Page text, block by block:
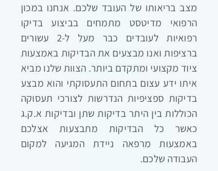
מצב בריאותו של העובד שלכם. אנחנו במכון
הרפואי מדיטסט מתמחים בביצוע בדיקו
רפואיות לעובדים כבר מעל ל-2 עשורים
ברציפות ואנו מבצעים את הבדיקות באמצעות
ציוד מקצועי ומתקדם ביותר. הצוות שלנו מביא
איתו ידע עצום בתחום התעסוקתי והוא מבצע
בדיקות ספציפיות הנדרשות לצורכי תעסוקה
הכוללות בין היתר בדיקות שתן ובדיקות א.ק.ג
כאשר כל הבדיקות מתבצעות אצלכם
באמצעות מרפאה ניידת המגיעה למקום
העבודה שלכם.